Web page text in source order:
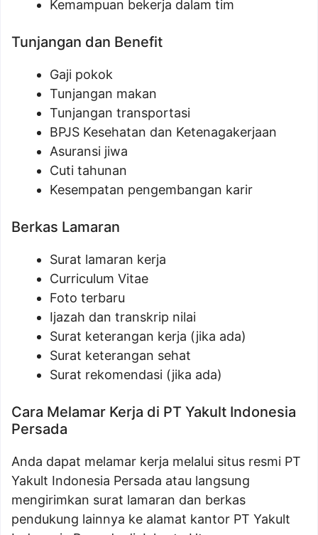
Kemampuan bekerja dalam tim
Tunjangan dan Benefit
Gaji pokok
Tunjangan makan
Tunjangan transportasi
BPJS Kesehatan dan Ketenagakerjaan
Asuransi jiwa
Cuti tahunan
Kesempatan pengembangan karir
Berkas Lamaran
Surat lamaran kerja
Curriculum Vitae
Foto terbaru
Ijazah dan transkrip nilai
Surat keterangan kerja (jika ada)
Surat keterangan sehat
Surat rekomendasi (jika ada)
Cara Melamar Kerja di PT Yakult Indonesia
Persada
Anda dapat melamar kerja melalui situs resmi PT
Yakult Indonesia Persada atau langsung
mengirimkan surat lamaran dan berkas
pendukung lainnya ke alamat kantor PT Yakult